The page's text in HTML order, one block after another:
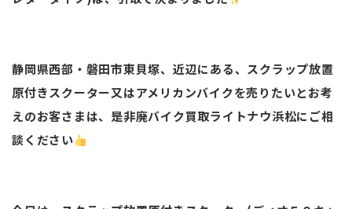
静岡県西部・磐田市東貝塚、近辺にある、スクラップ放置
原付きスクーター又はアメリカンバイクを売りたいとお考
えのお客さまは、是非廃バイク買取ライトナウ浜松にご相
談ください